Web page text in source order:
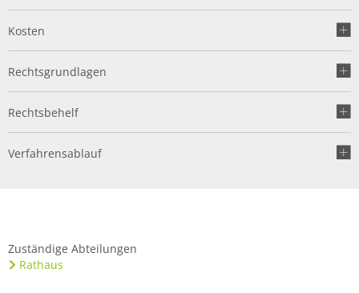
Kosten
Rechtsgrundlagen
Rechtsbehelf
Verfahrensablauf
Zuständige Abteilungen
Rathaus